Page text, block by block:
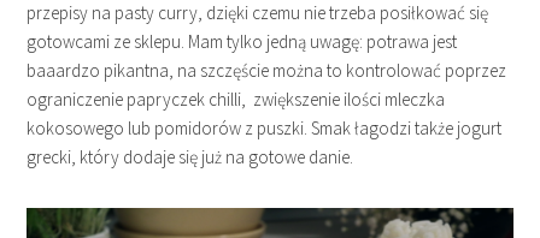
przepisy na pasty curry, dzięki czemu nie trzeba posiłkować się
gotowcami ze sklepu. Mam tylko jedną uwagę: potrawa jest
baaardzo pikantna, na szczęście można to kontrolować poprzez
ograniczenie papryczek chilli, zwiększenie ilości mleczka
kokosowego lub pomidorów z puszki. Smak łagodzi także jogurt
grecki, który dodaje się już na gotowe danie.